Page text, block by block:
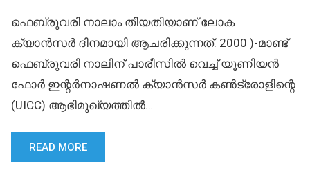
ഫെബ്രുവരി നാലാം തീയതിയാണ് ലോക
ക്യാൻസർ ദിനമായി ആചരിക്കുന്നത്. 2000 )-മാണ്ട്
ഫെബ്രുവരി നാലിന് പാരീസിൽ വെച്ച് യൂണിയൻ
ഫോർ ഇന്റർനാഷണൽ ക്യാൻസർ കൺട്രോളിന്റെ
(UICC) ആഭിമുഖ്യത്തിൽ…
READ MORE